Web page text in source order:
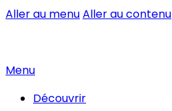
Aller au menuAller au contenu
Menu
Découvrir